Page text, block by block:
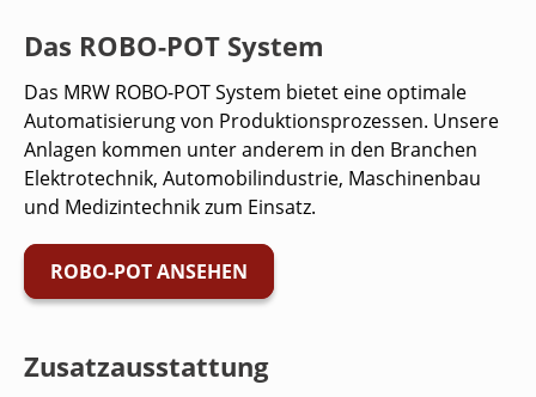
Das ROBO-POT System
Das MRW ROBO-POT System bietet eine optimale
Automatisierung von Produktionsprozessen. Unsere
Anlagen kommen unter anderem in den Branchen
Elektrotechnik, Automobilindustrie, Maschinenbau
und Medizintechnik zum Einsatz.
ROBO-POT ANSEHEN
Zusatzausstattung